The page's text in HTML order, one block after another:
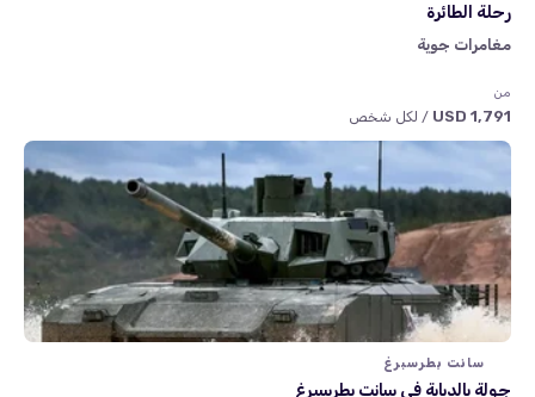
رحلة الطائرة
مغامرات جوية
من
1,791 USD / لكل شخص
سانت بطرسبرغ
جولة بالدبابة في سانت بطرسبرغ